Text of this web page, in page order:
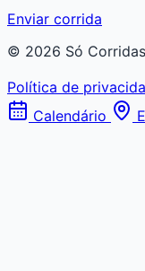
Enviar corrida
© 2026 Só
Política de
Calendário